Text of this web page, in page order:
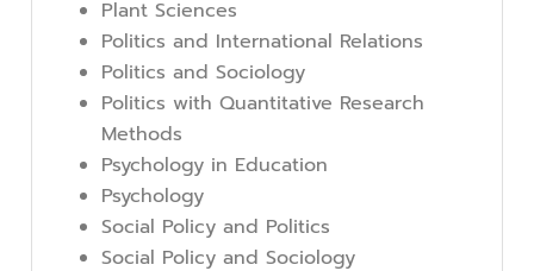
Plant Sciences
Politics and International Relations
Politics and Sociology
Politics with Quantitative Research
Methods
Psychology in Education
Psychology
Social Policy and Politics
Social Policy and Sociology